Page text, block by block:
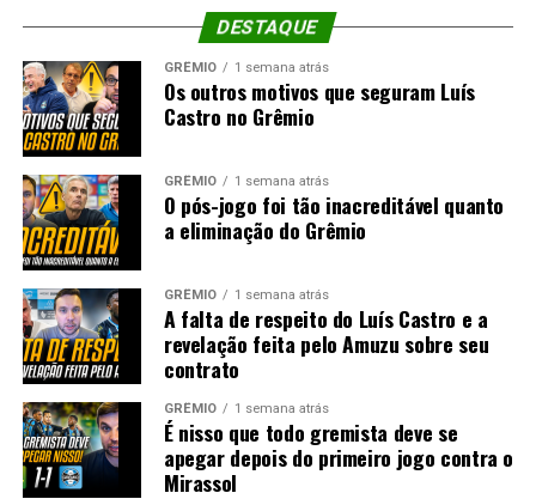
DESTAQUE
GRÊMIO 1 semana atrás
Os outros motivos que seguram Luís
Castro no Grêmio
GRÊMIO 1 semana atrás
O pós-jogo foi tão inacreditável quanto
a eliminação do Grêmio
GRÊMIO 1 semana atrás
A falta de respeito do Luís Castro e a
revelação feita pelo Amuzu sobre seu
contrato
GRÊMIO 1 semana atrás
É nisso que todo gremista deve se
apegar depois do primeiro jogo contra o
Mirassol